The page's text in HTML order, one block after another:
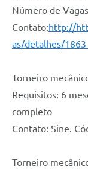
Número de
Contato:http://
as/detalhes/1863
Torneiro
Requisitos: 6
completo
Contato: Sine.
Torneiro